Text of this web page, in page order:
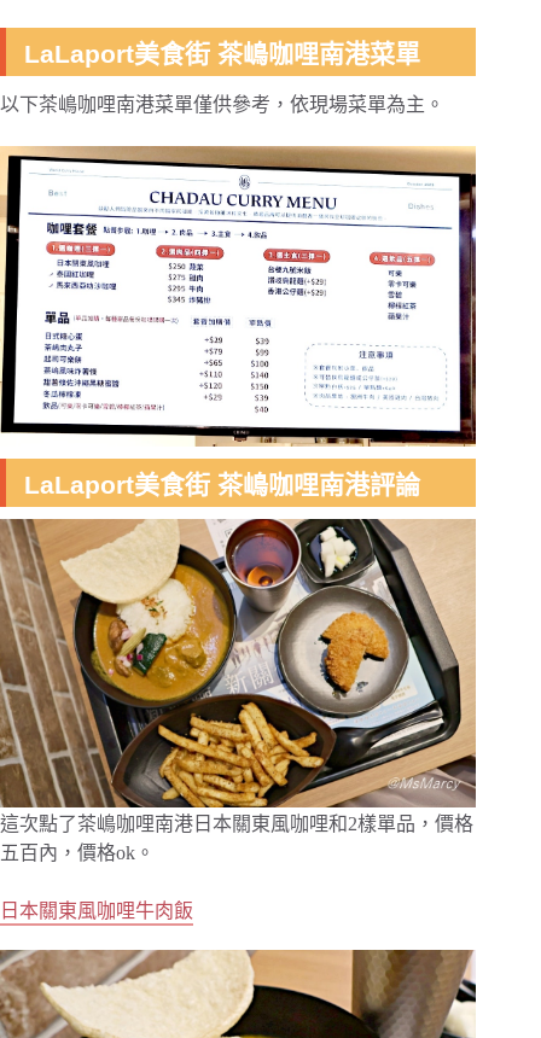
LaLaport美食街 茶嶋咖哩南港菜單
以下茶嶋咖哩南港菜單僅供參考，依現場菜單為主。
LaLaport美食街 茶嶋咖哩南港評論
這次點了茶嶋咖哩南港日本關東風咖哩和2樣單品，價格
五百內，價格ok。
日本關東風咖哩牛肉飯